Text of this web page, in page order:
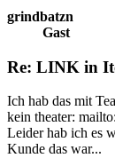
grindbatzn
Gast
Re: LINK in
Ich hab das mit
kein theater:
Leider hab ich es
Kunde das war...